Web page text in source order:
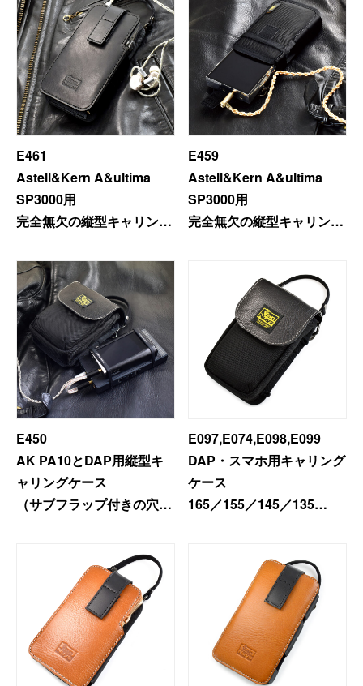
E461
Astell&Kern A&ultima
SP3000用
完全無欠の縦型キャリング
＜プレミアムモデル＞
E459
Astell&Kern A&ultima
SP3000用
完全無欠の縦型キャリング
E450
AK PA10とDAP用縦型キ
ャリングケース
（サブフラップ付きの穴あ
E097,E074,E098,E099
DAP・スマホ用キャリング
ケース
165／155／145／135